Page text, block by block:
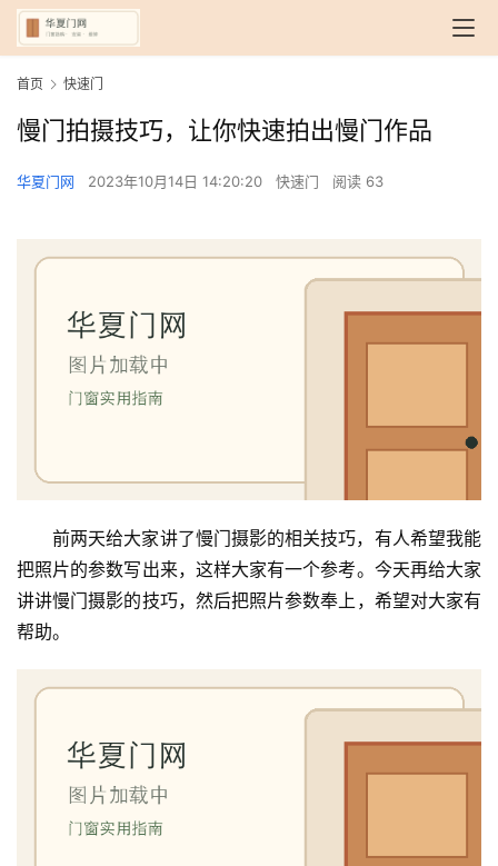
首页 快速门
慢门拍摄技巧，让你快速拍出慢门作品
华夏门网 2023年10月14日 14:20:20 快速门 阅读 63
前两天给大家讲了慢门摄影的相关技巧，有人希望我能
把照片的参数写出来，这样大家有一个参考。今天再给大家
讲讲慢门摄影的技巧，然后把照片参数奉上，希望对大家有
帮助。